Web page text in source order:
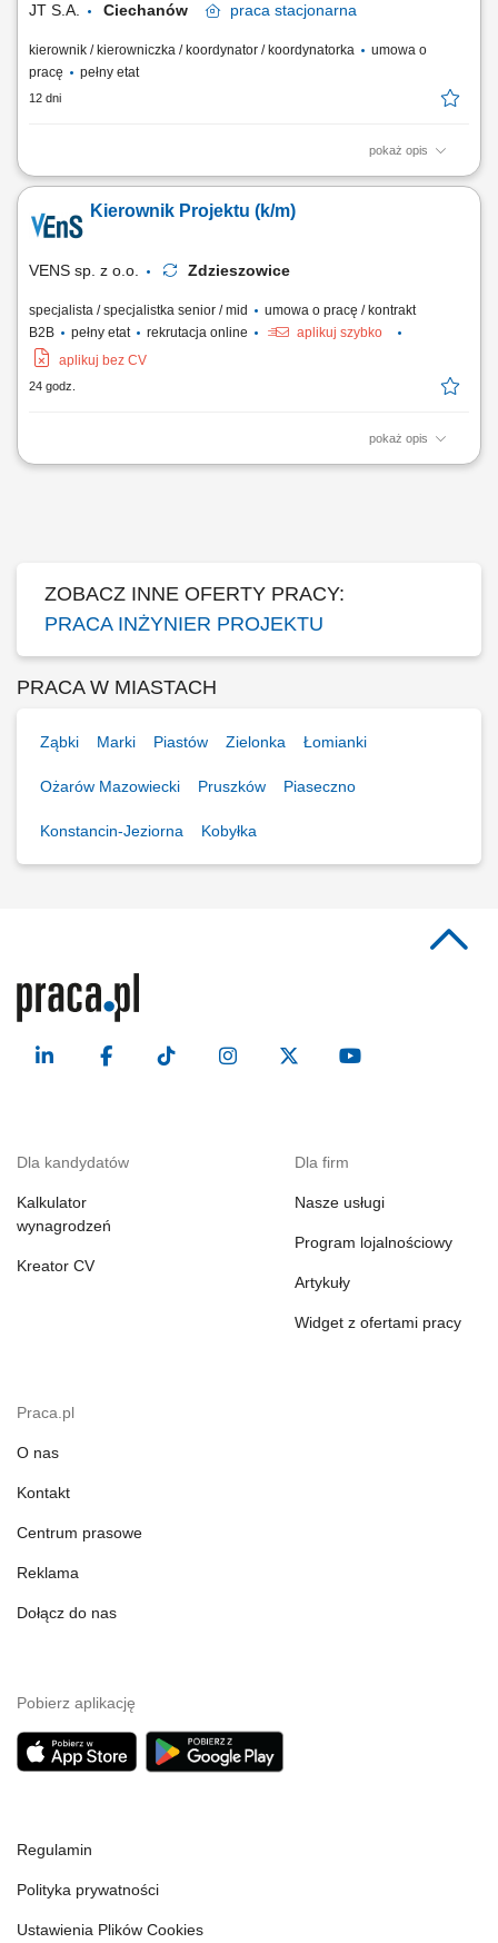
JT S.A. Ciechanów praca stacjonarna
kierownik / kierowniczka / koordynator / koordynatorka
umowa o
pracę
pełny etat
12 dni
pokaż opis
Opis stanowiska: Całościowe kierowanie cyklem realizacji kontraktów
aż po przekazanie obiektu do eksploatacji; Kontrola wskaźników
jakościowych, terminowości wykonywanych prac oraz bieżące
Kierownik Projektu (k/m)
VENS sp. z o.o. Zdzieszowice
specjalista / specjalistka senior / mid
umowa o pracę / kontrakt
B2B
pełny etat rekrutacja online
aplikuj szybko
aplikuj bez CV
24 godz.
pokaż opis
Zarządzanie projektem: pełnienie funkcji Kierownika Projektu i
ZOBACZ INNE OFERTY PRACY:
PRACA INŻYNIER PROJEKTU
PRACA W MIASTACH
Ząbki Marki Piastów Zielonka Łomianki
Ożarów Mazowiecki Pruszków Piaseczno
Konstancin-Jeziorna Kobyłka
Dla kandydatów
Kalkulator
wynagrodzeń
Kreator CV
Dla firm
Nasze usługi
Program lojalnościowy
Artykuły
Widget z ofertami pracy
Praca.pl
O nas
Kontakt
Centrum prasowe
Reklama
Dołącz do nas
Pobierz aplikację
Regulamin
Polityka prywatności
Ustawienia Plików Cookies